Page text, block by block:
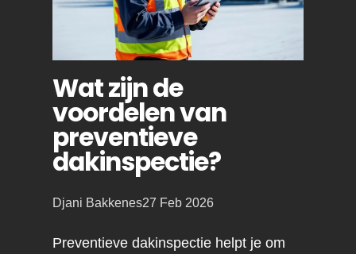
Wat zijn de
voordelen van
preventieve
dakinspectie?
Posted
Djani Bakkenes27 Feb 2026
Preventieve dakinspectie helpt je om